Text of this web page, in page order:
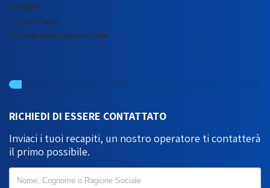
Le Filiali
Privacy Policy
Scheda clienti estero-Italia
RICHIEDI DI ESSERE CONTATTATO
Inviaci i tuoi recapiti, un nostro operatore ti contatterà
il primo possibile.